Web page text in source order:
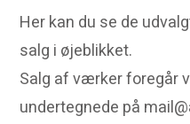
Her kan du se de
salg i øjeblikket.
Salg af værker foregår
undertegnede på